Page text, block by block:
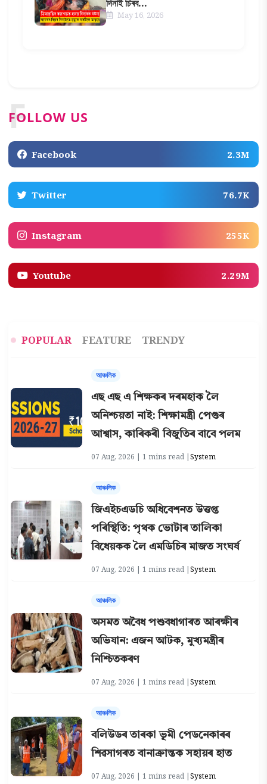
দিনাই চিৰব...
May 16, 2026
FOLLOW US
F
Facebook 2.3M
Twitter 76.7K
Instagram 255K
Youtube 2.29M
POPULAR FEATURE TRENDY
আঞ্চলিক
এছ এছ এ শিক্ষকৰ দৰমহাক লৈ
অনিশ্চয়তা নাই: শিক্ষামন্ত্ৰী পেগুৰ
আশ্বাস, কাৰিকৰী বিজুতিৰ বাবে পলম
07 Aug, 2026 | 1 mins read |System
আঞ্চলিক
জিএইচএডচি অধিবেশনত উত্তপ্ত
পৰিস্থিতি: পৃথক ভোটাৰ তালিকা
বিধেয়কক লৈ এমডিচিৰ মাজত সংঘৰ্ষ
07 Aug, 2026 | 1 mins read |System
আঞ্চলিক
অসমত অবৈধ পশুবধাগাৰত আৰক্ষীৰ
অভিযান: এজন আটক, মুখ্যমন্ত্ৰীৰ
নিশ্চিতকৰণ
07 Aug, 2026 | 1 mins read |System
আঞ্চলিক
বলিউডৰ তাৰকা ভূমী পেডনেকাৰৰ
শিৱসাগৰত বানাক্ৰান্তক সহায়ৰ হাত
07 Aug, 2026 | 1 mins read |System